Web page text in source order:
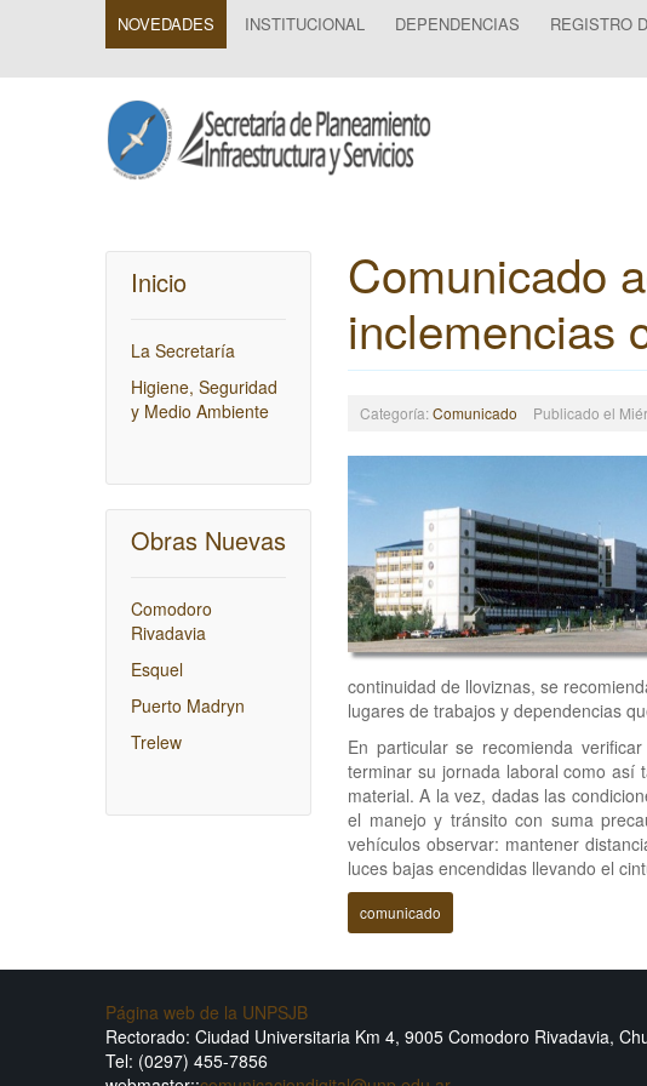
NOVEDADES INSTITUCIONAL DEPENDENCIAS REGISTRO
Inicio
La Secretaría
Higiene, Seguridad
y Medio Ambiente
Obras Nuevas
Comodoro
Rivadavia
Esquel
Puerto Madryn
Trelew
Comunicado
inclemencias
Categoría:Comunicado Publicado el
continuidad de lloviznas, se
lugares de trabajos y dependencias
En particular se recomienda
terminar su jornada laboral como así
material. A la vez, dadas las
el manejo y tránsito con suma
vehículos observar: mantener
luces bajas encendidas llevando el
comunicado
Página web de la UNPSJB
Rectorado: Ciudad Universitaria Km 4, 9005 Comodoro Rivadavia,
Tel: (0297) 455-7856